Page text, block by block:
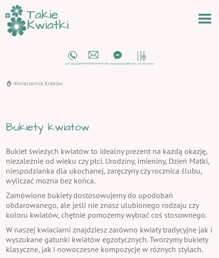
🏠 ›Kwiaciarnia Kraków
Bukiety kwiatów
Bukiet świeżych kwiatów to idealny prezent na każdą okazję,
niezależnie od wieku czy płci. Urodziny, imieniny, Dzień Matki,
niespodzianka dla ukochanej, zaręczyny czy rocznica ślubu,
wyliczać można bez końca.
Zamówione bukiety dostosowujemy do upodobań
obdarowanego, ale jeśli nie znasz ulubionego rodzaju czy
koloru kwiatów, chętnie pomożemy wybrać coś stosownego.
W naszej kwiaciarni znajdziesz zarówno kwiaty tradycyjne jak i
wyszukane gatunki kwiatów egzotycznych. Tworzymy bukiety
klasyczne, jak i nowoczesne kompozycje w różnych stylach.